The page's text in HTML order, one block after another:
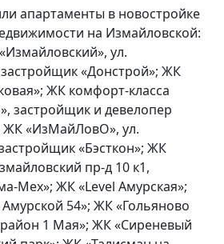
апартаменты в новостройке
на Измайловской:
ул.
«Донстрой»; ЖК
ЖК комфорт-класса
застройщик и девелопер
ЖК «ИзМайЛовО», ул.
«Бэсткон»; ЖК
пр-д 10 к1,
Мех»; ЖК «Level Амурская»;
54»; ЖК «Гольяново
1 Мая»; ЖК «Сиреневый